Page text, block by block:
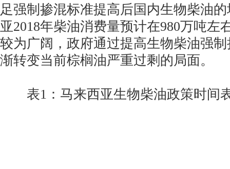
足强制掺混标准提高后国内生物柴油
亚2018年柴油消费量预计在980万吨左
较为广阔，政府通过提高生物柴油强
渐转变当前棕榈油严重过剩的局面。
表1：马来西亚生物柴油政策时间